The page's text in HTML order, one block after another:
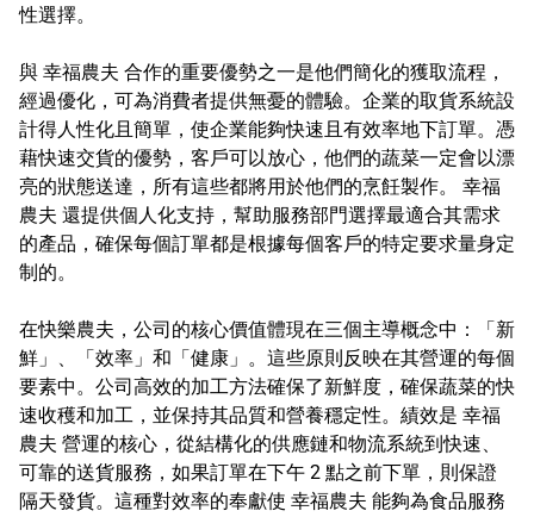
性選擇。
與 幸福農夫 合作的重要優勢之一是他們簡化的獲取流程，
經過優化，可為消費者提供無憂的體驗。企業的取貨系統設
計得人性化且簡單，使企業能夠快速且有效率地下訂單。憑
藉快速交貨的優勢，客戶可以放心，他們的蔬菜一定會以漂
亮的狀態送達，所有這些都將用於他們的烹飪製作。 幸福
農夫 還提供個人化支持，幫助服務部門選擇最適合其需求
的產品，確保每個訂單都是根據每個客戶的特定要求量身定
制的。
在快樂農夫，公司的核心價值體現在三個主導概念中：「新
鮮」、「效率」和「健康」。這些原則反映在其營運的每個
要素中。公司高效的加工方法確保了新鮮度，確保蔬菜的快
速收穫和加工，並保持其品質和營養穩定性。績效是 幸福
農夫 營運的核心，從結構化的供應鏈和物流系統到快速、
可靠的送貨服務，如果訂單在下午 2 點之前下單，則保證
隔天發貨。這種對效率的奉獻使 幸福農夫 能夠為食品服務